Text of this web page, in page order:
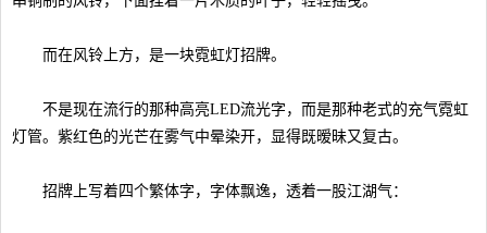
而在风铃上方，是一块霓虹灯招牌。
不是现在流行的那种高亮LED流光字，而是那种老式的充气霓虹
灯管。紫红色的光芒在雾气中晕染开，显得既暧昧又复古。
招牌上写着四个繁体字，字体飘逸，透着一股江湖气：